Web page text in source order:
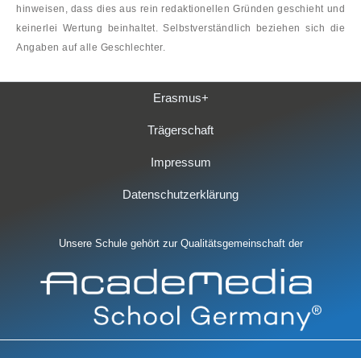
hinweisen, dass dies aus rein redaktionellen Gründen geschieht und
keinerlei Wertung beinhaltet. Selbstverständlich beziehen sich die
Angaben auf alle Geschlechter.
Erasmus+
Trägerschaft
Impressum
Datenschutzerklärung
Unsere Schule gehört zur Qualitätsgemeinschaft der